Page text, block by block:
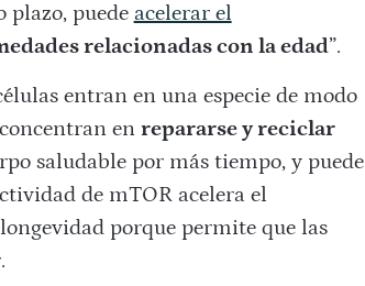
plazo, puede acelerar el
relacionadas con la edad”.
entran en una especie de modo
en repararse y reciclar
saludable por más tiempo, y puede
de mTOR acelera el
porque permite que las